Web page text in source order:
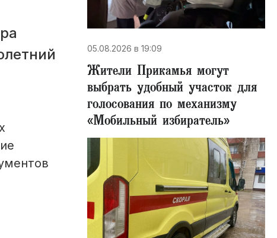
05.08.2026 в 19:09
Жители Прикамья могут
выбрать удобный участок для
голосования по механизму
«Мобильный избиратель»